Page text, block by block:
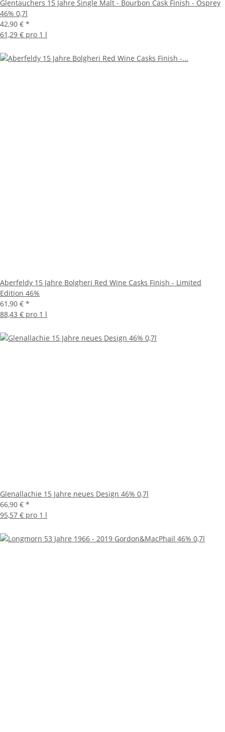
Glentauchers 15 Jahre Single Malt - Bourbon Cask Finish - Osprey
46% 0,7l
42,90 € *
61,29 € pro 1 l
Aberfeldy 15 Jahre Bolgheri Red Wine Casks Finish - Limited
Edition 46%
61,90 € *
88,43 € pro 1 l
Glenallachie 15 Jahre neues Design 46% 0,7l
66,90 € *
95,57 € pro 1 l